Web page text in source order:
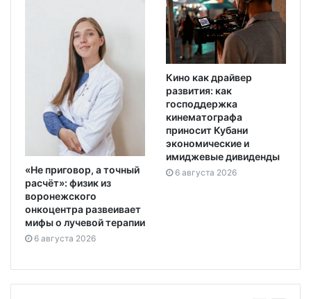
«Не приговор, а точный
расчёт»: физик из
воронежского
онкоцентра развеивает
мифы о лучевой терапии
6 августа 2026
Кино как драйвер
развития: как
господдержка
кинематографа
приносит Кубани
экономические и
имиджевые дивиденды
6 августа 2026